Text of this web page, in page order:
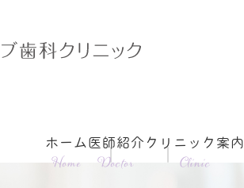
ホーム
Home
医師紹介
Doctor
クリニック案内
Clinic